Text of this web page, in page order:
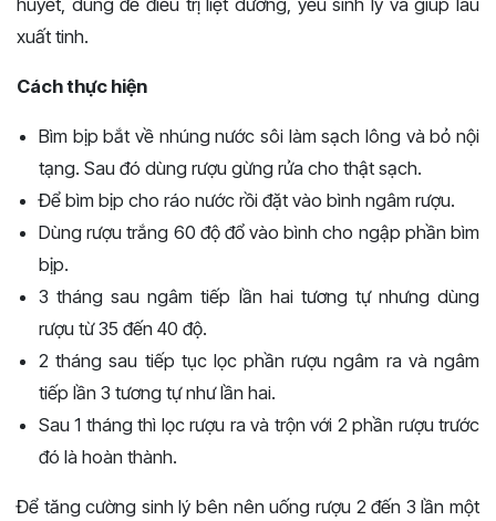
huyết, dùng để điều trị liệt dương, yếu sinh lý và giúp lâu
xuất tinh.
Cách thực hiện
Bìm bịp bắt về nhúng nước sôi làm sạch lông và bỏ nội
tạng. Sau đó dùng rượu gừng rửa cho thật sạch.
Để bìm bịp cho ráo nước rồi đặt vào bình ngâm rượu.
Dùng rượu trắng 60 độ đổ vào bình cho ngập phần bìm
bịp.
3 tháng sau ngâm tiếp lần hai tương tự nhưng dùng
rượu từ 35 đến 40 độ.
2 tháng sau tiếp tục lọc phần rượu ngâm ra và ngâm
tiếp lần 3 tương tự như lần hai.
Sau 1 tháng thì lọc rượu ra và trộn với 2 phần rượu trước
đó là hoàn thành.
Để tăng cường sinh lý bên nên uống rượu 2 đến 3 lần một